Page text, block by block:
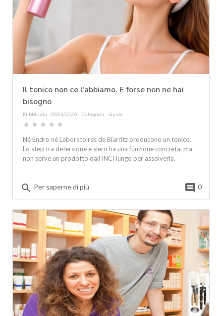
Il tonico non ce l'abbiamo. E forse non ne hai
bisogno
Pubblicato: 20/03/2026 | Categoria : Guide
star star star star star
Né Endro né Laboratoires de Biarritz producono un tonico.
Lo step tra detersione e siero ha una funzione concreta, ma
non serve un prodotto dall'INCI lungo per assolverla.
search Per saperne di più comment 0